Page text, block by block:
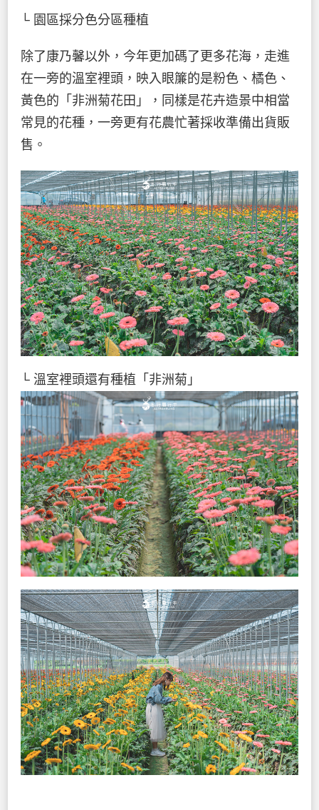
└ 園區採分色分區種植
除了康乃馨以外，今年更加碼了更多花海，走進
在一旁的溫室裡頭，映入眼簾的是粉色、橘色、
黃色的「非洲菊花田」，同樣是花卉造景中相當
常見的花種，一旁更有花農忙著採收準備出貨販
售。
└ 溫室裡頭還有種植「非洲菊」